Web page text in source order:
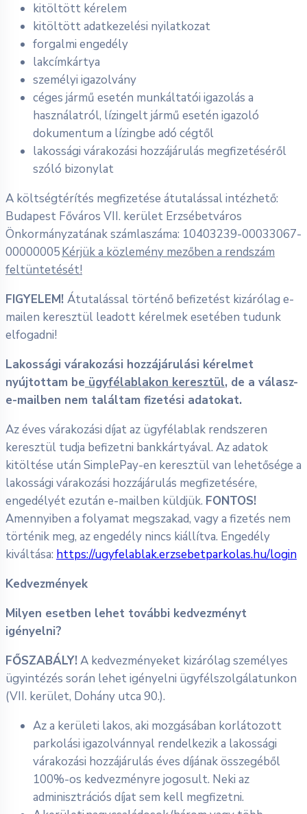
kitöltött kérelem
kitöltött adatkezelési nyilatkozat
forgalmi engedély
lakcímkártya
személyi igazolvány
céges jármű esetén munkáltatói igazolás a
használatról, lízingelt jármű esetén igazoló
dokumentum a lízingbe adó cégtől
lakossági várakozási hozzájárulás megfizetéséről
szóló bizonylat
A költségtérítés megfizetése átutalással intézhető:
Budapest Főváros VII. kerület Erzsébetváros
Önkormányzatának számlaszáma: 10403239-00033067-
00000005Kérjük a közlemény mezőben a rendszám
feltüntetését!
FIGYELEM! Átutalással történő befizetést kizárólag e-
mailen keresztül leadott kérelmek esetében tudunk
elfogadni!
Lakossági várakozási hozzájárulási kérelmet
nyújtottam be ügyfélablakon keresztül, de a válasz-
e-mailben nem találtam fizetési adatokat.
Az éves várakozási díjat az ügyfélablak rendszeren
keresztül tudja befizetni bankkártyával. Az adatok
kitöltése után SimplePay-en keresztül van lehetősége a
lakossági várakozási hozzájárulás megfizetésére,
engedélyét ezután e-mailben küldjük. FONTOS!
Amennyiben a folyamat megszakad, vagy a fizetés nem
történik meg, az engedély nincs kiállítva. Engedély
kiváltása: https://ugyfelablak.erzsebetparkolas.hu/login
Kedvezmények
Milyen esetben lehet további kedvezményt
igényelni?
FŐSZABÁLY!A kedvezményeket kizárólag személyes
ügyintézés során lehet igényelni ügyfélszolgálatunkon
(VII. kerület, Dohány utca 90.).
Az a kerületi lakos, aki mozgásában korlátozott
parkolási igazolvánnyal rendelkezik a lakossági
várakozási hozzájárulás éves díjának összegéből
100%-os kedvezményre jogosult. Neki az
adminisztrációs díjat sem kell megfizetni.